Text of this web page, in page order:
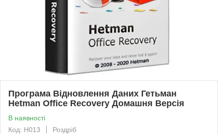
Програма Відновлення Даних Гетьман
Hetman Office Recovery Домашня Версія
В наявності
Код: H013
Роздріб